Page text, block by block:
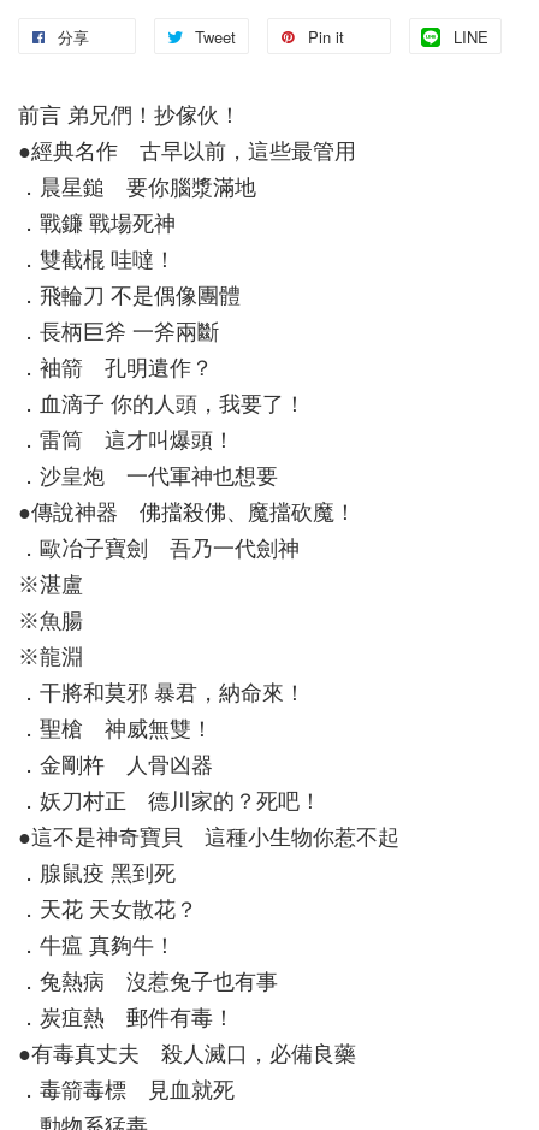
分享 Tweet Pin it LINE
前言 弟兄們！抄傢伙！
●經典名作 古早以前，這些最管用
．晨星鎚 要你腦漿滿地
．戰鐮 戰場死神
．雙截棍 哇噠！
．飛輪刀 不是偶像團體
．長柄巨斧 一斧兩斷
．袖箭 孔明遺作？
．血滴子 你的人頭，我要了！
．雷筒 這才叫爆頭！
．沙皇炮 一代軍神也想要
●傳說神器 佛擋殺佛、魔擋砍魔！
．歐冶子寶劍 吾乃一代劍神
※湛盧
※魚腸
※龍淵
．干將和莫邪 暴君，納命來！
．聖槍 神威無雙！
．金剛杵 人骨凶器
．妖刀村正 德川家的？死吧！
●這不是神奇寶貝 這種小生物你惹不起
．腺鼠疫 黑到死
．天花 天女散花？
．牛瘟 真夠牛！
．兔熱病 沒惹兔子也有事
．炭疽熱 郵件有毒！
●有毒真丈夫 殺人滅口，必備良藥
．毒箭毒標 見血就死